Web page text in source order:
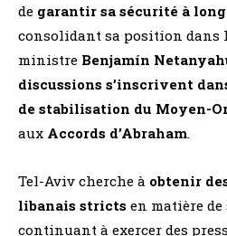
de garantir sa sécurité à
consolidant sa position dans
ministre Benjamín
discussions s’inscrivent
de stabilisation du Moyen-
aux Accords d’Abraham​.
Tel-Aviv cherche à obtenir
libanais stricts en matière
continuant à exercer des